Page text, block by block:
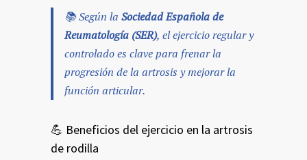
📚 Según la Sociedad Española de
Reumatología (SER), el ejercicio regular y
controlado es clave para frenar la
progresión de la artrosis y mejorar la
función articular.
💪 Beneficios del ejercicio en la artrosis
de rodilla